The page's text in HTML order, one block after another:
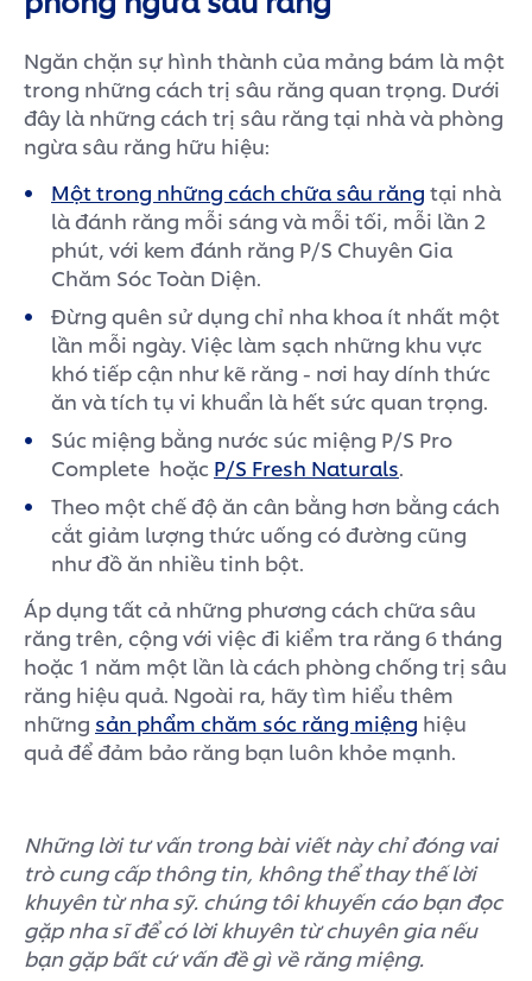
Ngăn chặn sự hình thành của mảng bám là một
trong những cách trị sâu răng quan trọng. Dưới
đây là những cách trị sâu răng tại nhà và phòng
ngừa sâu răng hữu hiệu:
Một trong những cách chữa sâu răng tại nhà
là đánh răng mỗi sáng và mỗi tối, mỗi lần 2
phút, với kem đánh răng P/S Chuyên Gia
Chăm Sóc Toàn Diện.
Đừng quên sử dụng chỉ nha khoa ít nhất một
lần mỗi ngày. Việc làm sạch những khu vực
khó tiếp cận như kẽ răng - nơi hay dính thức
ăn và tích tụ vi khuẩn là hết sức quan trọng.
Súc miệng bằng nước súc miệng P/S Pro
Complete hoặc P/S Fresh Naturals
Theo một chế độ ăn cân bằng hơn bằng cách
cắt giảm lượng thức uống có đường cũng
như đồ ăn nhiều tinh bột.
Áp dụng tất cả những phương cách chữa sâu
răng trên, cộng với việc đi kiểm tra răng 6 tháng
hoặc 1 năm một lần là cách phòng chống trị sâu
răng hiệu quả. Ngoài ra, hãy tìm hiểu thêm
những sản phẩm chăm sóc răng miệng hiệu
quả để đảm bảo răng bạn luôn khỏe mạnh.
Những lời tư vấn trong bài viết này chỉ đóng vai
trò cung cấp thông tin, không thể thay thế lời
khuyên từ nha sỹ. chúng tôi khuyến cáo bạn đọc
gặp nha sĩ để có lời khuyên từ chuyên gia nếu
bạn gặp bất cứ vấn đề gì về răng miệng.